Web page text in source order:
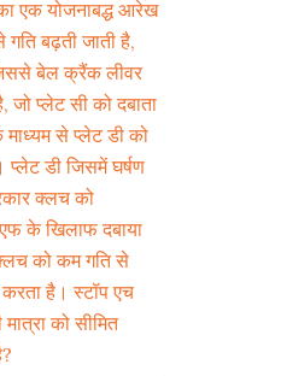
एक योजनाबद्ध आरेख
बढ़ती जाती है,
बेल क्रैंक लीवर
जो प्लेट सी को दबाता
से प्लेट डी को
प्लेट डी जिसमें घर्षण
क्लच को
के खिलाफ दबाया
को कम गति से
है। स्टॉप एच
को सीमित